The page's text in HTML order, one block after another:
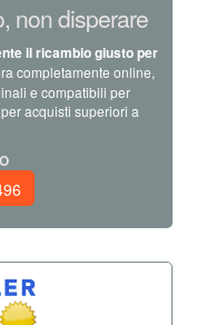
non disperare
il ricambio giusto per
completamente online,
e compatibili per
per acquisti superiori a